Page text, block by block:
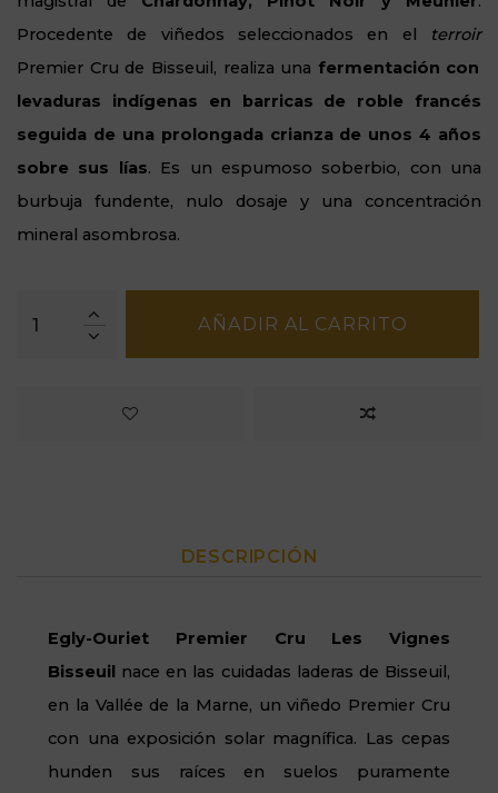
Procedente de viñedos seleccionados en el
terroir
Premier Cru de Bisseuil, realiza una fermentación con
levaduras indígenas en barricas de roble francés
seguida de una prolongada crianza de unos 4 años
sobre sus lías. Es un espumoso soberbio, con una
burbuja fundente, nulo dosaje y una concentración
mineral asombrosa.
AÑADIR AL CARRITO
DESCRIPCIÓN
Egly-Ouriet Premier Cru Les Vignes
Bisseuil
nace en las cuidadas laderas de Bisseuil ,
en la Vallée de la Marne, un viñedo Premier Cru
con una exposición solar magnífica. Las cepas
hunden sus raíces en suelos puramente